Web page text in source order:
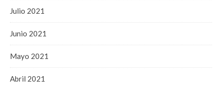
Julio 2021
Junio 2021
Mayo 2021
Abril 2021